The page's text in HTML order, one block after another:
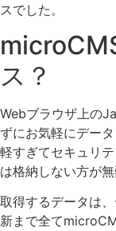
スでした。
ス？
Webブラウザ上の
ずにお気軽にデー
軽すぎてセキュリ
は格納しない方が
取得するデータは
新まで全て